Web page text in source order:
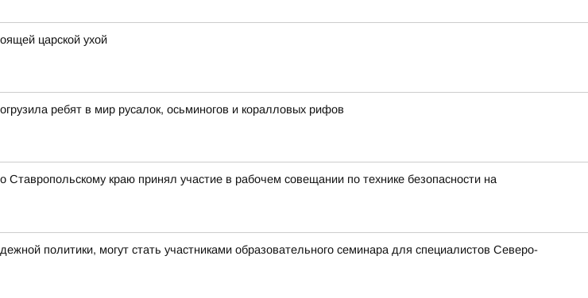
царской ухой
ребят в мир русалок, осьминогов и коралловых рифов
краю принял участие в рабочем совещании по технике безопасности на
политики, могут стать участниками образовательного семинара для специалистов Северо-